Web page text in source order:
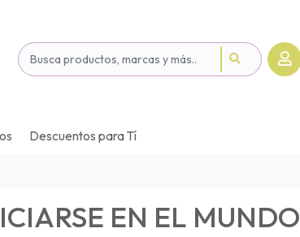
Descuentos para Tí
EN EL MUNDO